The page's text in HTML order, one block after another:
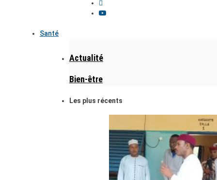
Santé
Actualité
Bien-être
Les plus récents